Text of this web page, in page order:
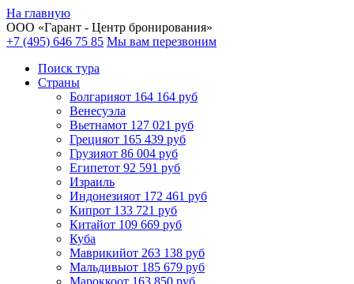
На главную
ООО «Гарант - Центр бронирования»
+7 (495) 646 75 85 Мы вам перезвоним
Поиск тура
Cтраны
Болгарияот 164 164 руб
Венесуэла
Вьетнамот 127 021 руб
Грецияот 165 439 руб
Грузияот 86 004 руб
Египетот 92 591 руб
Израиль
Индонезияот 172 461 руб
Кипрот 133 721 руб
Китайот 109 669 руб
Куба
Маврикийот 263 138 руб
Мальдивыот 185 679 руб
Мароккоот 163 850 руб